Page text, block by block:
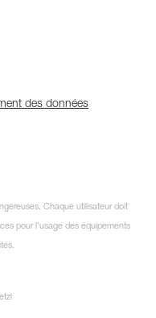
des données
Chaque utilisateur doit
pour l’usage des équipements